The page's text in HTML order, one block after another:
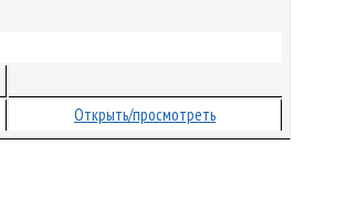
Открыть/просмотреть